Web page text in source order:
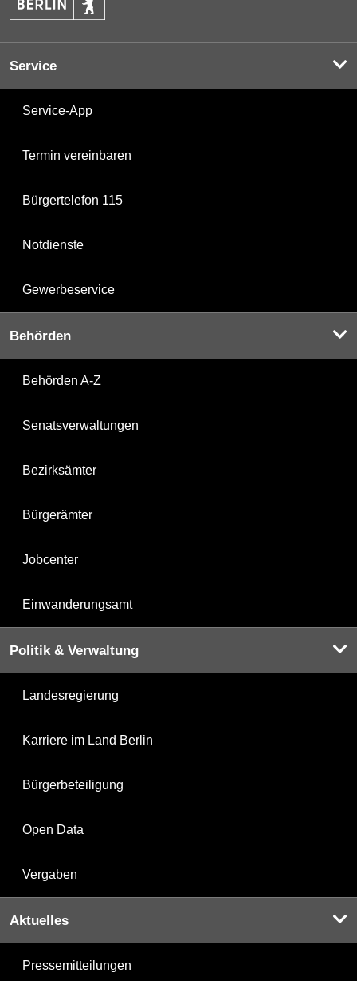
Service
Service-App
Termin vereinbaren
Bürgertelefon 115
Notdienste
Gewerbeservice
Behörden
Behörden A-Z
Senatsverwaltungen
Bezirksämter
Bürgerämter
Jobcenter
Einwanderungsamt
Politik & Verwaltung
Landesregierung
Karriere im Land Berlin
Bürgerbeteiligung
Open Data
Vergaben
Aktuelles
Pressemitteilungen